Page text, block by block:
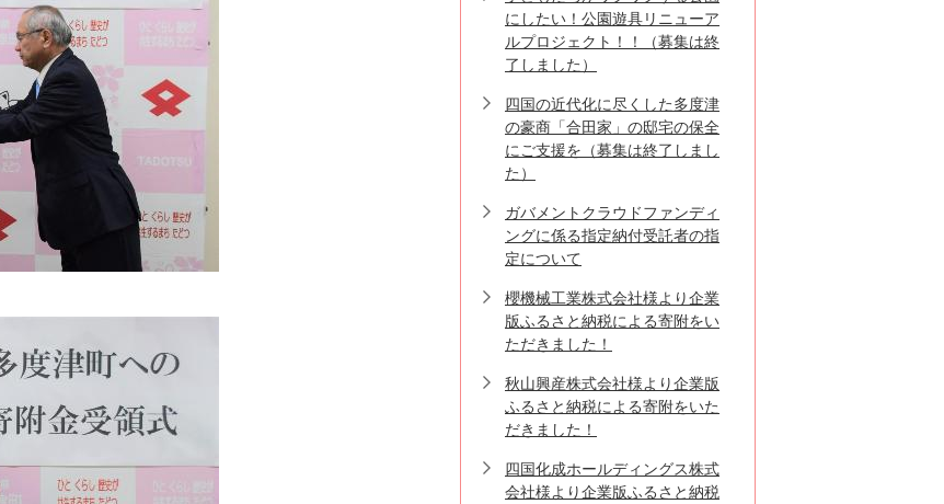
にしたい！公園遊具リニューア
ルプロジェクト！！（募集は終
了しました）
四国の近代化に尽くした多度津
の豪商「合田家」の邸宅の保全
にご支援を（募集は終了しまし
た）
ガバメントクラウドファンディ
ングに係る指定納付受託者の指
定について
櫻機械工業株式会社様より企業
版ふるさと納税による寄附をい
ただきました！
秋山興産株式会社様より企業版
ふるさと納税による寄附をいた
だきました！
四国化成ホールディングス株式
会社様より企業版ふるさと納税